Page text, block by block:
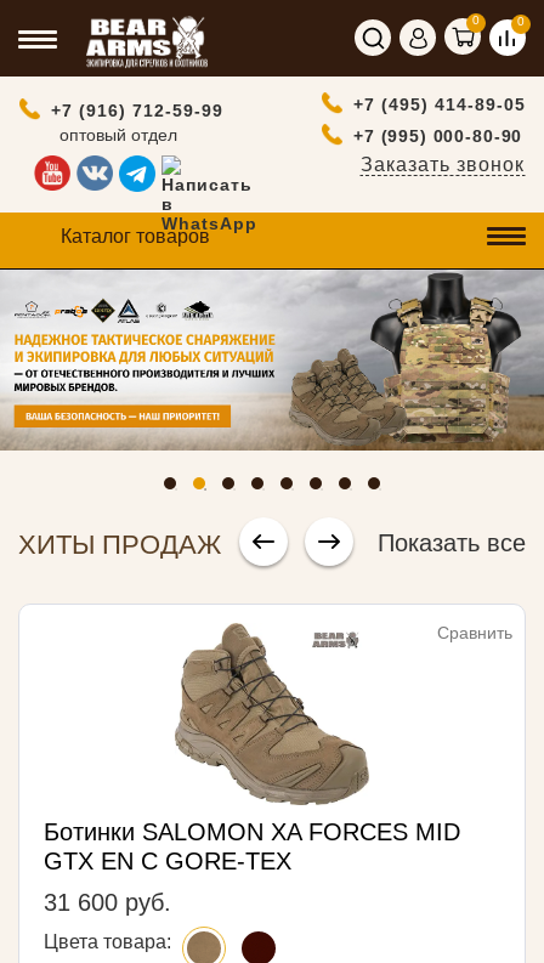
0 0
+7 (916) 712-59-99
оптовый отдел
+7 (495) 414-89-05
+7 (995) 000-80-90
Заказать звонок
Каталог товаров
ХИТЫ ПРОДАЖ Показать все
Сравнить
Ботинки SALOMON XA FORCES MID
GTX EN С GORE-TEX
31 600 руб.
Цвета товара: